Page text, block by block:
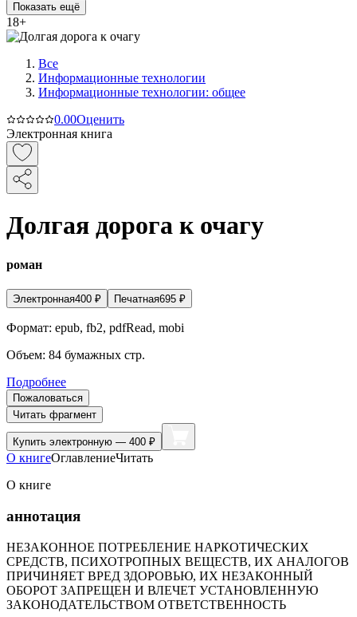
Показать ещё
18+
Все
Информационные технологии
Информационные технологии: общее
0.00Оценить
Электронная книга
Долгая дорога к очагу
роман
Электронная400 ₽ Печатная695 ₽
Формат: epub, fb2, pdfRead, mobi
Объем: 84 бумажных стр.
Подробнее
Пожаловаться
Читать фрагмент
Купить электронную — 400 ₽
О книгеОглавлениеЧитать
О книге
аннотация
НЕЗАКОННОЕ ПОТРЕБЛЕНИЕ НАРКОТИЧЕСКИХ
СРЕДСТВ, ПСИХОТРОПНЫХ ВЕЩЕСТВ, ИХ АНАЛОГОВ
ПРИЧИНЯЕТ ВРЕД ЗДОРОВЬЮ, ИХ НЕЗАКОННЫЙ
ОБОРОТ ЗАПРЕЩЕН И ВЛЕЧЕТ УСТАНОВЛЕННУЮ
ЗАКОНОДАТЕЛЬСТВОМ ОТВЕТСТВЕННОСТЬ